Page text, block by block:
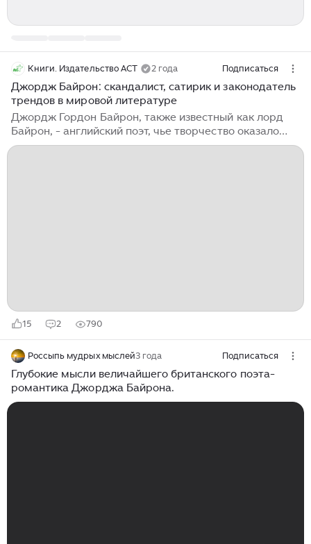
Книги. Издательство АСТ 2 года Подписаться
Джордж Байрон: скандалист, сатирик и законодатель
трендов в мировой литературе
Джордж Гордон Байрон, также известный как лорд
Байрон, - английский поэт, чье творчество оказало
влияние на развитие мировой литературы. Он создал
15 2 790
Россыпь мудрых мыслей3 года Подписаться
Глубокие мысли величайшего британского поэта-
романтика Джорджа Байрона.